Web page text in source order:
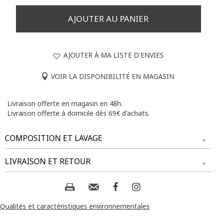
AJOUTER AU PANIER
AJOUTER À MA LISTE D'ENVIES
VOIR LA DISPONIBILITÉ EN MAGASIN
Livraison offerte en magasin en 48h.
Livraison offerte à domicile dès 69€ d'achats.
COMPOSITION ET LAVAGE
Tissu principal : 63% VISCOSE, 37% POLYESTER
Composition et lavage :
LIVRAISON ET RETOUR
NOS MODES DE LIVRAISON
Livraison Magasin :
Qualités et caractéristiques environnementales